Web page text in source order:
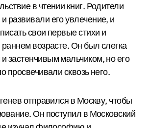
в чтении книг. Родители
развивали его увлечение, и
свои первые стихи и
раннем возрасте. Он был слегка
застенчивым мальчиком, но его
просвечивали сквозь него.
отправился в Москву, чтобы
Он поступил в Московский